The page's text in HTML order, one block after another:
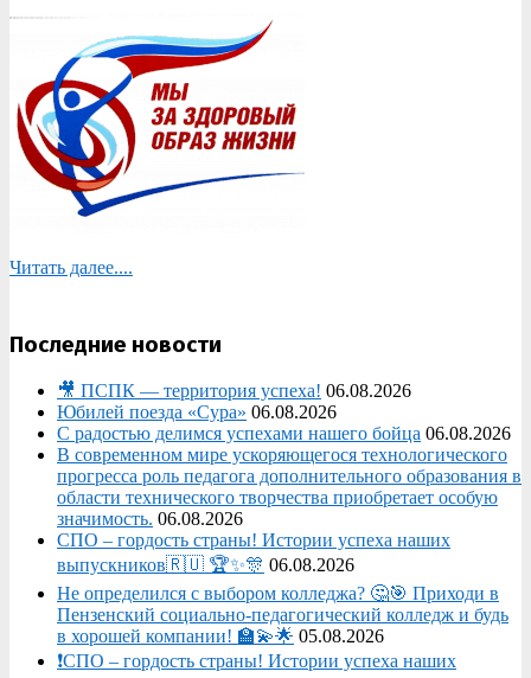
Читать далее....
Последние новости
🎥 ПСПК — территория успеха! 06.08.2026
Юбилей поезда «Сура» 06.08.2026
С радостью делимся успехами нашего бойца 06.08.2026
В современном мире ускоряющегося технологического
прогресса роль педагога дополнительного образования в
области технического творчества приобретает особую
значимость. 06.08.2026
СПО – гордость страны! Истории успеха наших
выпускников🇷🇺 🏆✨🎊 06.08.2026
Не определился с выбором колледжа? 🤔🎯 Приходи в
Пензенский социально-педагогический колледж и будь
в хорошей компании! 🏫💫🌟 05.08.2026
❗СПО – гордость страны! Истории успеха наших